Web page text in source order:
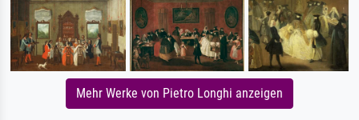
Mehr Werke von Pietro Longhi anzeigen